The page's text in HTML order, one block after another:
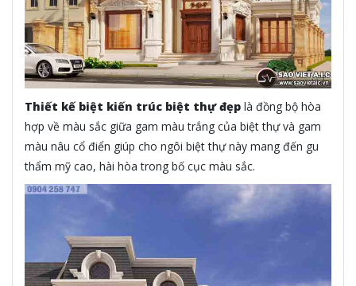
Thiết kế biệt kiến trúc biệt thự đẹp là đồng bộ hòa
hợp về màu sắc giữa gam màu trắng của biệt thự và gam
màu nâu cổ điển giúp cho ngôi biệt thự này mang đến gu
thẩm mỹ cao, hài hòa trong bố cục màu sắc.